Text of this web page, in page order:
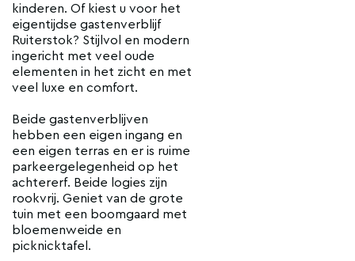
kinderen. Of kiest u voor het
eigentijdse gastenverblijf
Ruiterstok? Stijlvol en modern
ingericht met veel oude
elementen in het zicht en met
veel luxe en comfort.
Beide gastenverblijven
hebben een eigen ingang en
een eigen terras en er is ruime
parkeergelegenheid op het
achtererf. Beide logies zijn
rookvrij. Geniet van de grote
tuin met een boomgaard met
bloemenweide en
picknicktafel.